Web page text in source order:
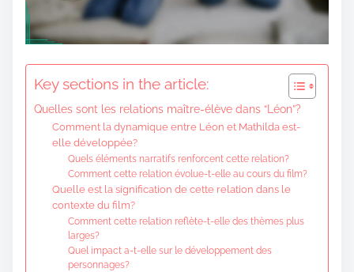
Key sections in the article:
Quelles sont les relations maître-élève dans “Léon”?
Comment la dynamique entre Léon et Mathilda est-
elle développée?
Quels éléments narratifs renforcent cette relation?
Comment cette relation évolue-t-elle au cours du film?
Quelle est la signification de cette relation dans le
contexte du film?
Comment cette relation reflète-t-elle des thèmes plus
larges?
Quel impact a-t-elle sur le développement des
personnages?